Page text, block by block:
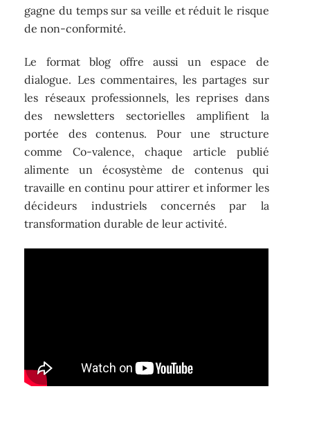
gagne du temps sur sa veille et réduit le risque
de non-conformité.
Le format blog offre aussi un espace de
dialogue. Les commentaires, les partages sur
les réseaux professionnels, les reprises dans
des newsletters sectorielles amplifient la
portée des contenus. Pour une structure
comme Co-valence, chaque article publié
alimente un écosystème de contenus qui
travaille en continu pour attirer et informer les
décideurs industriels concernés par la
transformation durable de leur activité.